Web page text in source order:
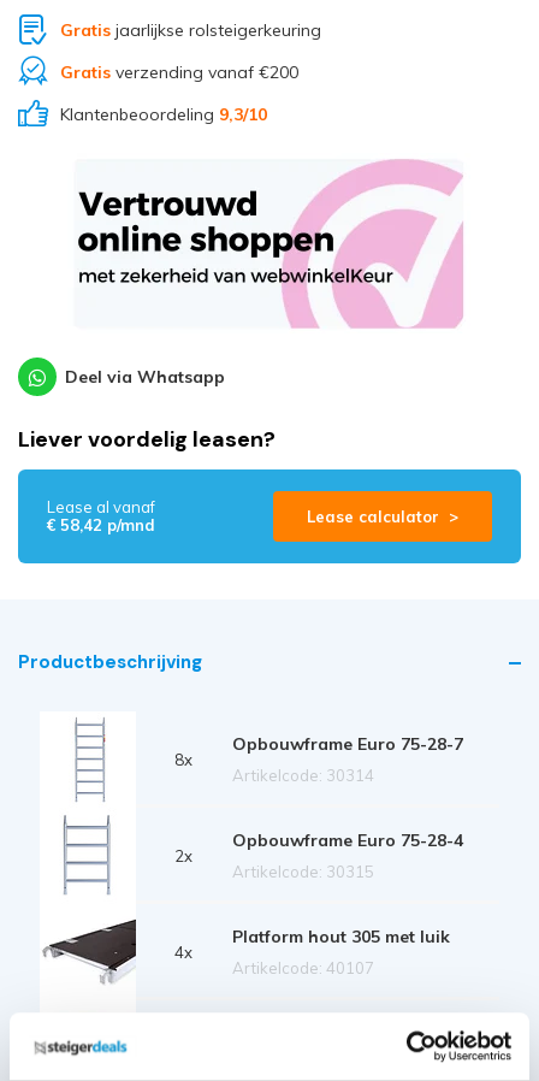
Gratisjaarlijkse rolsteigerkeuring
Gratisverzending vanaf €200
Klantenbeoordeling 9,3/10
Deel via Whatsapp
Liever voordelig leasen?
Lease al vanaf
€ 58,42 p/mnd
Lease calculator >
Productbeschrijving
8x
Opbouwframe Euro 75-28-7
Artikelcode: 30314
2x
Opbouwframe Euro 75-28-4
Artikelcode: 30315
4x
Platform hout 305 met luik
Artikelcode: 40107